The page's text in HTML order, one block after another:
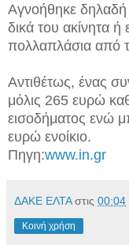
Αγνοήθηκε δηλαδή
δικά του ακίνητα ή
πολλαπλάσια από
Αντιθέτως, ένας
μόλις 265 ευρώ
εισοδήματος ενώ
ευρώ ενοίκιο.
Πηγη:www.in.gr
ΔΑΚΕ ΕΛΤΑ στις 00:04
Κοινή χρήση